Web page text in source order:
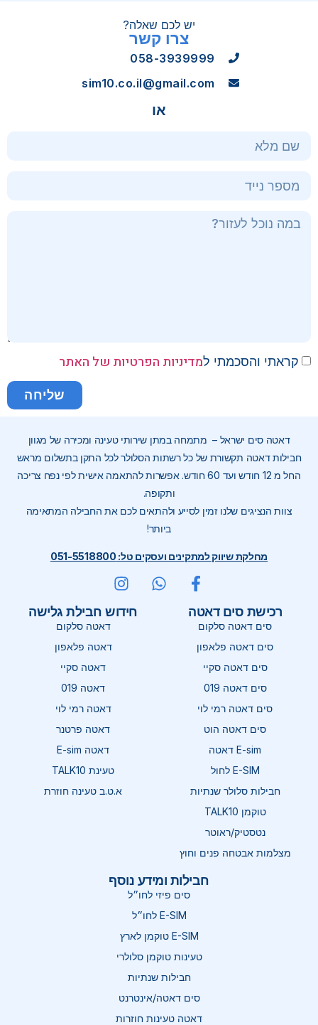
יש לכם שאלה?
צרו קשר
058-3939999
sim10.co.il@gmail.com
או
קראתי והסכמתי למדיניות הפרטיות של האתר
שליחה
דאטה סים ישראל – מתמחה במתן שירותי טעינה ומכירה של מגוון
חבילות דאטה תקשורת של כל רשתות הסלולר לכל התקן בתשלום מראש
החל מ 12 חודש ועד 60 חודש. אפשרות להתאמה אישית לפי נפח צריכה
ותקופה.
צוות הנציגים שלנו זמין לסייע ולהתאים לכם את החבילה המתאימה
ביותר!
מחלקת שיווק למתקינים ועסקים טל: 051-5518800
רכישת סים דאטה
סים דאטה סלקום
סים דאטה פלאפון
סים דאטה סקיי
סים דאטה 019
סים דאטה רמי לוי
סים דאטה הוט
E-sim דאטה
E-SIM לחול
חבילות סלולר שנתיות
טוקמן TALK10
נטסטיק/ראוטר
מצלמות אבטחה פנים וחוץ
חידוש חבילת גלישה
דאטה סלקום
דאטה פלאפון
דאטה סקיי
דאטה 019
דאטה רמי לוי
דאטה פרטנר
דאטה E-sim
טעינת TALK10
א.ט.ב טעינה חוזרת
חבילות ומידע נוסף
סים פיזי לחו״ל
E-SIM לחו״ל
E-SIM טוקמן לארץ
טעינות טוקמן סלולרי
חבילות שנתיות
סים דאטה/אינטרנט
דאטה טעינות חוזרות